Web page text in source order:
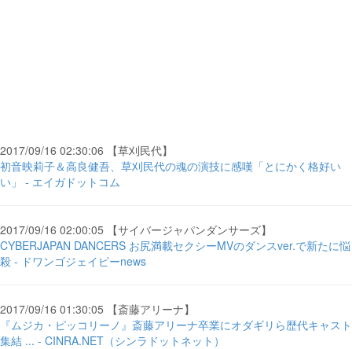
2017/09/16 02:30:06 【草刈民代】
初音映莉子＆高良健吾、草刈民代の魂の演技に感嘆「とにかく格好い
い」 - エイガドットコム
2017/09/16 02:00:05 【サイバージャパンダンサーズ】
CYBERJAPAN DANCERS お尻満載セクシーMVのダンスver.で新たに悩
殺 - ドワンゴジェイピーnews
2017/09/16 01:30:05 【斎藤アリーナ】
『ムジカ・ピッコリーノ』斎藤アリーナ卒業にオダギリら歴代キャスト
集結 ... - CINRA.NET（シンラドットネット）